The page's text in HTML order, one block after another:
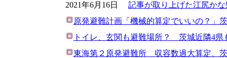
2021年6月16日 記事が取り上げた江尻か
原発避難計画「機械的算定でいいの？」
トイレ、玄関も避難場所？ 茨城近隣4
東海第２原発避難所 収容数過大算定、